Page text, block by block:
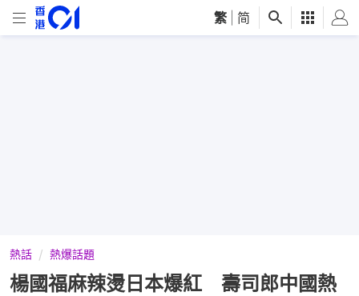
繁 简
熱話 熱爆話題
楊國福麻辣燙日本爆紅 壽司郎中國熱